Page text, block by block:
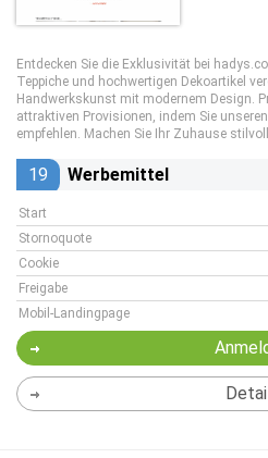
Entdecken Sie die Exklusivität bei
Teppiche und hochwertigen Dekoartikel
Handwerkskunst mit modernem Design.
attraktiven Provisionen, indem Sie
empfehlen. Machen Sie Ihr Zuhause
19 Werbemittel
Start
Stornoquote
Cookie
Freigabe
Mobil-Landingpage